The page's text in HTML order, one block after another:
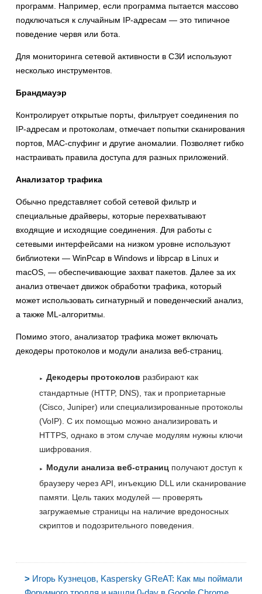
программ. Например, если программа пытается массово
подключаться к случайным IP-адресам — это типичное
поведение червя или бота.
Для мониторинга сетевой активности в СЗИ используют
несколько инструментов.
Брандмауэр
Контролирует открытые порты, фильтрует соединения по
IP-адресам и протоколам, отмечает попытки сканирования
портов, MAC-спуфинг и другие аномалии. Позволяет гибко
настраивать правила доступа для разных приложений.
Анализатор трафика
Обычно представляет собой сетевой фильтр и
специальные драйверы, которые перехватывают
входящие и исходящие соединения. Для работы с
сетевыми интерфейсами на низком уровне используют
библиотеки — WinPcap в Windows и libpcap в Linux и
macOS, — обеспечивающие захват пакетов. Далее за их
анализ отвечает движок обработки трафика, который
может использовать сигнатурный и поведенческий анализ,
а также ML-алгоритмы.
Помимо этого, анализатор трафика может включать
декодеры протоколов и модули анализа веб-страниц.
Декодеры протоколов разбирают как
стандартные (HTTP, DNS), так и проприетарные
(Cisco, Juniper) или специализированные протоколы
(VoIP). С их помощью можно анализировать и
HTTPS, однако в этом случае модулям нужны ключи
шифрования.
Модули анализа веб-страниц получают доступ к
браузеру через API, инъекцию DLL или сканирование
памяти. Цель таких модулей — проверять
загружаемые страницы на наличие вредоносных
скриптов и подозрительного поведения.
> Игорь Кузнецов, Kaspersky GReAT: Как мы поймали